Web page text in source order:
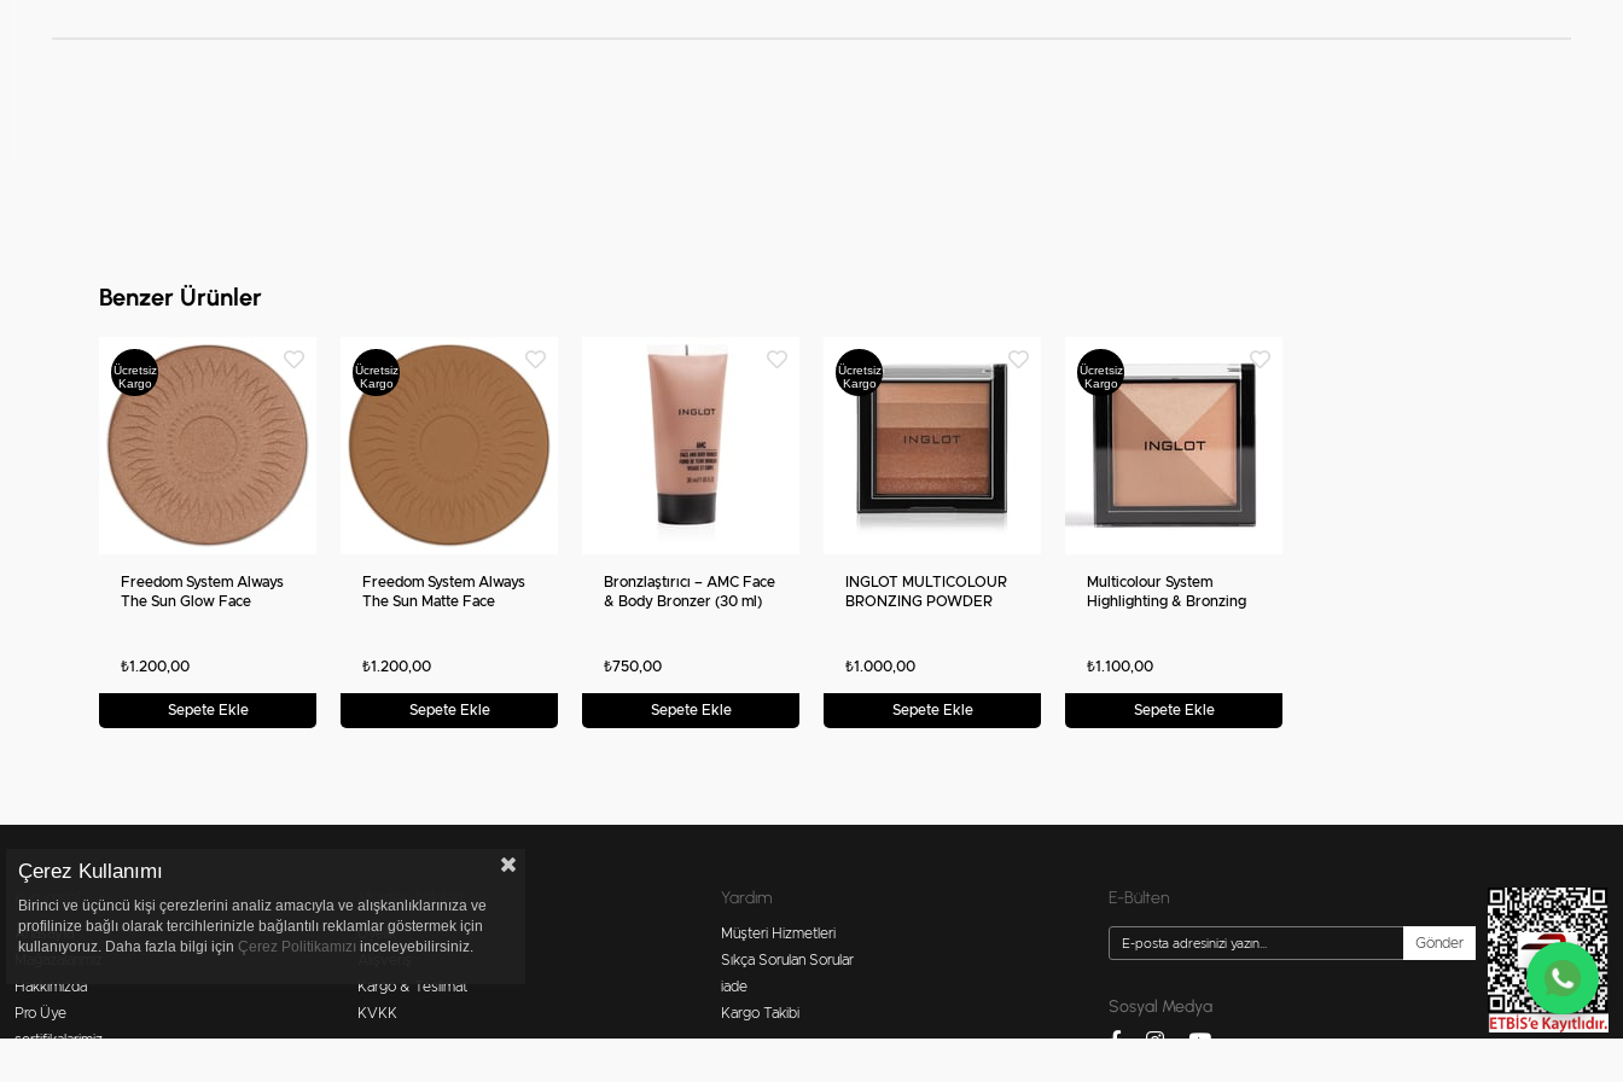
Benzer Ürünler
Ücretsiz
Kargo
Freedom System Always
The Sun Glow Face
₺1.200,00
Sepete Ekle
Ücretsiz
Kargo
Freedom System Always
The Sun Matte Face
₺1.200,00
Sepete Ekle
Bronzlaştırıcı – AMC Face
& Body Bronzer (30 ml)
₺750,00
Sepete Ekle
Ücretsiz
Kargo
INGLOT MULTICOLOUR
BRONZING POWDER
₺1.000,00
Sepete Ekle
Ücretsiz
Kargo
Multicolour System
Highlighting & Bronzing
₺1.100,00
Sepete Ekle
Kurumsal
Anasayfa
Hakkımızda
Pro Üye
sertifikalarimiz
Müşteri İlişkileri
Üyelik
Kargo & Teslimat
KVKK
Yardım
Müşteri Hizmetleri
Sıkça Sorulan Sorular
iade
Kargo Takibi
E-Bülten
Gönder
Sosyal Medya
Çerez Kullanımı
Birinci ve üçüncü kişi çerezlerini analiz amacıyla ve alışkanlıklarınıza ve
profilinize bağlı olarak tercihlerinizle bağlantılı reklamlar göstermek için
kullanıyoruz. Daha fazla bilgi için Çerez Politikamızı inceleyebilirsiniz.